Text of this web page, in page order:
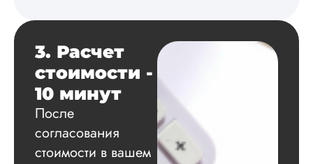
на совесть: тут и
структура, и
оформление.
самостоятельно
3. Расчет
стоимости -
10 минут
После
согласования
стоимости в вашем